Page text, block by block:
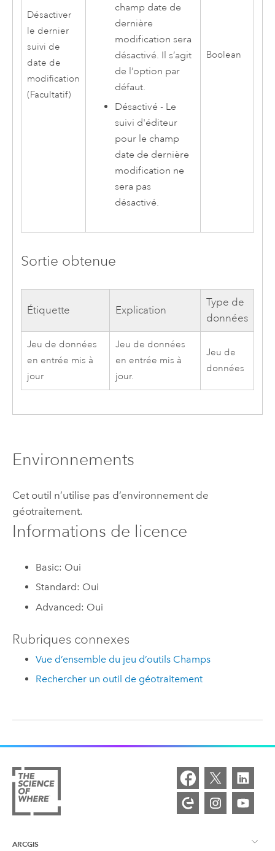
Désactiver
le dernier
suivi de
date de
modification
(Facultatif)
champ date de
dernière
modification sera
désactivé. Il s’agit
de l’option par
défaut.
Désactivé - Le
suivi d'éditeur
pour le champ
date de dernière
modification ne
sera pas
désactivé.
Boolean
Sortie obtenue
Étiquette Explication
Type de
données
Jeu de données
en entrée mis à
jour
Jeu de données
en entrée mis à
jour.
Jeu de
données
Environnements
Cet outil n’utilise pas d’environnement de
géotraitement.
Informations de licence
Basic: Oui
Standard: Oui
Advanced: Oui
Rubriques connexes
Vue d’ensemble du jeu d’outils Champs
Rechercher un outil de géotraitement
ARCGIS